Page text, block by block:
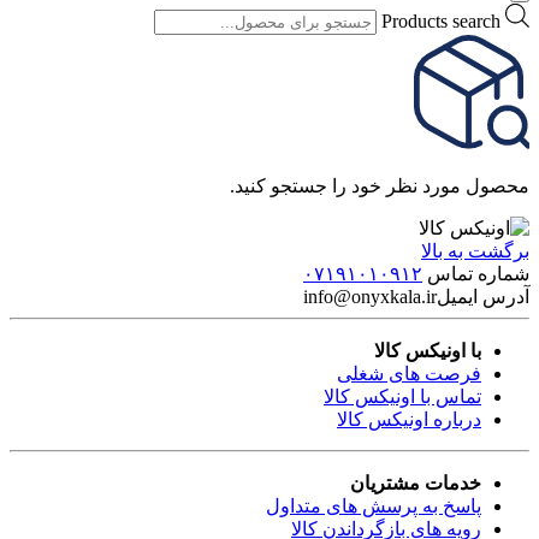
Products search
محصول مورد نظر خود را جستجو کنید.
برگشت به بالا
شماره تماس ۰۷۱۹۱۰۱۰۹۱۲
آدرس ایمیلinfo@onyxkala.ir
با اونیکس کالا
فرصت های شغلی
تماس با اونیکس کالا
درباره اونیکس کالا
خدمات مشتریان
پاسخ به پرسش های متداول
رویه های بازگرداندن کالا